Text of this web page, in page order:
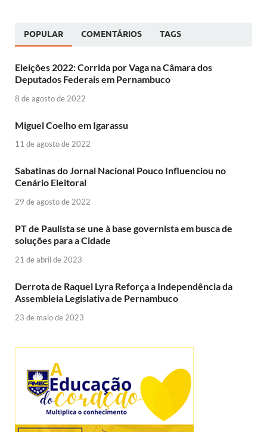
POPULAR COMENTÁRIOS TAGS
Eleições 2022: Corrida por Vaga na Câmara dos
Deputados Federais em Pernambuco
8 de agosto de 2022
Miguel Coelho em Igarassu
11 de agosto de 2022
Sabatinas do Jornal Nacional Pouco Influenciou no
Cenário Eleitoral
29 de agosto de 2022
PT de Paulista se une à base governista em busca de
soluções para a Cidade
21 de abril de 2023
Derrota de Raquel Lyra Reforça a Independência da
Assembleia Legislativa de Pernambuco
23 de maio de 2023